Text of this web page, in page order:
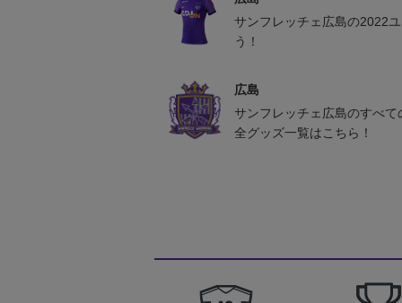
サンフレッチェ広島の2022
う！
広島
サンフレッチェ広島のすべ
全グッズ一覧はこちら！